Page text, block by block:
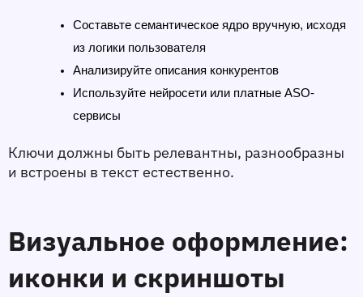
Составьте семантическое ядро вручную, исходя
из логики пользователя
Анализируйте описания конкурентов
Используйте нейросети или платные ASO-
сервисы
Ключи должны быть релевантны, разнообразны
и встроены в текст естественно.
Визуальное оформление:
иконки и скриншоты